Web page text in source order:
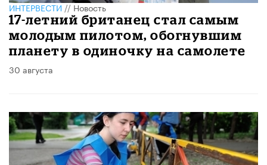
ИНТЕРВЕСТИ//Новость
17-летний британец стал самым
молодым пилотом, обогнувшим
планету в одиночку на самолете
30 августа